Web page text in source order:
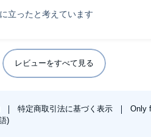
レビューをすべて見る
特定商取引法に基づく表示
Only
)